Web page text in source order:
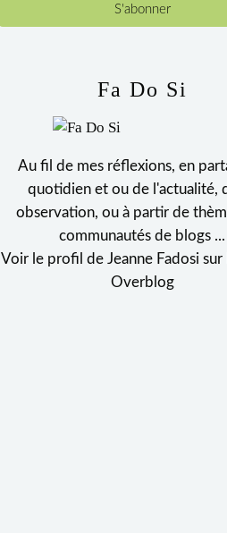
Fa Do Si
Au fil de mes réflexions, en
quotidien et ou de l'actualité,
observation, ou à partir de
communautés de blogs ...
Voir le profil de Jeanne Fadosi sur
Overblog